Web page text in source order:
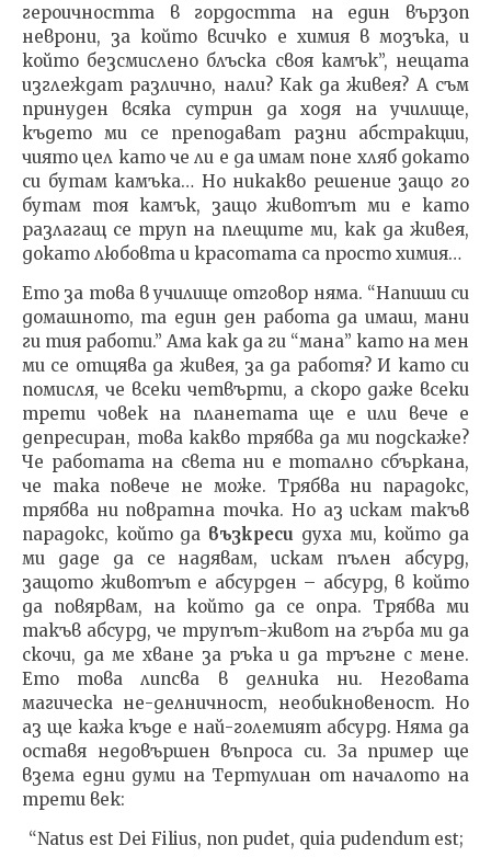
героичността в гордостта на един вързоп
неврони, за който всичко е химия в мозъка, и
който безсмислено блъска своя камък”, нещата
изглеждат различно, нали? Как да живея? А съм
принуден всяка сутрин да ходя на училище,
където ми се преподават разни абстракции,
чиято цел като че ли е да имам поне хляб докато
си бутам камъка… Но никакво решение защо го
бутам тоя камък, защо животът ми е като
разлагащ се труп на плещите ми, как да живея,
докато любовта и красотата са просто химия…
Ето за това в училище отговор няма. “Напиши си
домашното, та един ден работа да имаш, мани
ги тия работи.” Ама как да ги “мана” като на мен
ми се отщява да живея, за да работя? И като си
помисля, че всеки четвърти, а скоро даже всеки
трети човек на планетата ще е или вече е
депресиран, това какво трябва да ми подскаже?
Че работата на света ни е тотално сбъркана,
че така повече не може. Трябва ни парадокс,
трябва ни повратна точка. Но аз искам такъв
парадокс, който да възкреси духа ми, който да
ми даде да се надявам, искам пълен абсурд,
защото животът е абсурден – абсурд, в който
да повярвам, на който да се опра. Трябва ми
такъв абсурд, че трупът-живот на гърба ми да
скочи, да ме хване за ръка и да тръгне с мене.
Ето това липсва в делника ни. Неговата
магическа не-делничност, необикновеност. Но
аз ще кажа къде е най-големият абсурд. Няма да
оставя недовършен въпроса си. За пример ще
взема едни думи на Тертулиан от началото на
трети век:
“Natus est Dei Filius, non pudet, quia pudendum est;